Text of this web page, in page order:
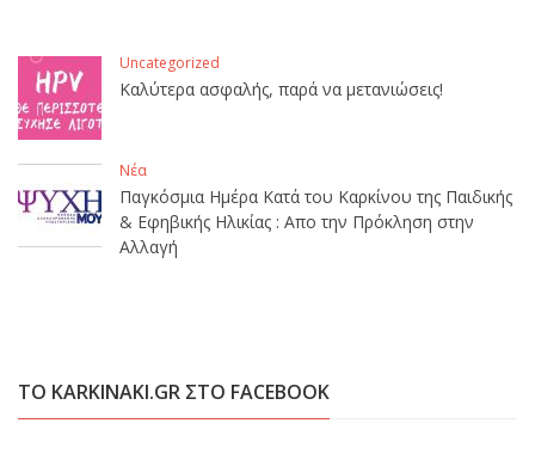
Uncategorized
Καλύτερα ασφαλής, παρά να μετανιώσεις!
Νέα
Παγκόσμια Ημέρα Κατά του Καρκίνου της Παιδικής
& Εφηβικής Ηλικίας : Απο την Πρόκληση στην
Αλλαγή
ΤΟ KARKINAKI.GR ΣΤΟ FACEBOOK